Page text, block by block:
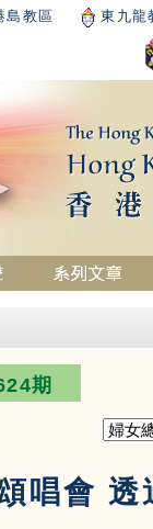
島教區 東九龍
期
唱會